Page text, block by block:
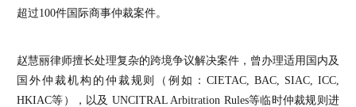
超过100件国际商事仲裁案件。
赵慧丽律师擅长处理复杂的跨境争议解决案件，曾办理适用国内及
国外仲裁机构的仲裁规则（例如：CIETAC, BAC, SIAC, ICC,
HKIAC等），以及 UNCITRAL Arbitration Rules等临时仲裁规则进